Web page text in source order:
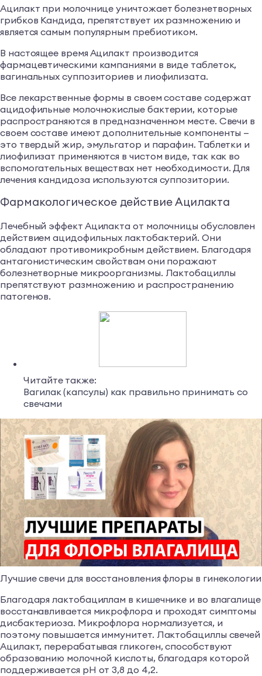
Ацилакт при молочнице уничтожает болезнетворных
грибков Кандида, препятствует их размножению и
является самым популярным пребиотиком.
В настоящее время Ацилакт производится
фармацевтическими кампаниями в виде таблеток,
вагинальных суппозиториев и лиофилизата.
Все лекарственные формы в своем составе содержат
ацидофильные молочнокислые бактерии, которые
распространяются в предназначенном месте. Свечи в
своем составе имеют дополнительные компоненты —
это твердый жир, эмульгатор и парафин. Таблетки и
лиофилизат применяются в чистом виде, так как во
вспомогательных веществах нет необходимости. Для
лечения кандидоза используются суппозитории.
Фармакологическое действие Ацилакта
Лечебный эффект Ацилакта от молочницы обусловлен
действием ацидофильных лактобактерий. Они
обладают противомикробным действием. Благодаря
антагонистическим свойствам они поражают
болезнетворные микроорганизмы. Лактобациллы
препятствуют размножению и распространению
патогенов.
Читайте также:
Вагилак (капсулы) как правильно принимать со
свечами
Лучшие свечи для восстановления флоры в гинекологии
Благодаря лактобациллам в кишечнике и во влагалище
восстанавливается микрофлора и проходят симптомы
дисбактериоза. Микрофлора нормализуется, и
поэтому повышается иммунитет. Лактобациллы свечей
Ацилакт, перерабатывая гликоген, способствуют
образованию молочной кислоты, благодаря которой
поддерживается рН от 3,8 до 4,2.